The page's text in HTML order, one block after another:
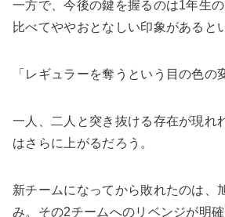
一方で、今後の鍵を握るのは1年生
比べてややおとなしい印象があると
「レギュラーを奪うという目の色の
一人、二人と突き抜ける存在が現れ
はさらに上がるだろう。
新チームになってから敗れたのは、
み。その2チームへのリベンジが明確